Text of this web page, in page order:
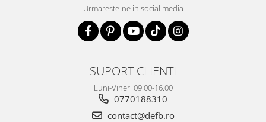
Urmareste-ne in social media
SUPORT CLIENTI
Luni-Vineri 09.00-16.00
0770188310
contact@defb.ro